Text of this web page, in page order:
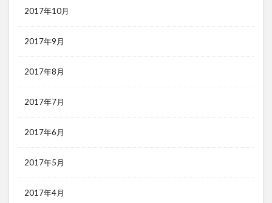
2017年10月
2017年9月
2017年8月
2017年7月
2017年6月
2017年5月
2017年4月